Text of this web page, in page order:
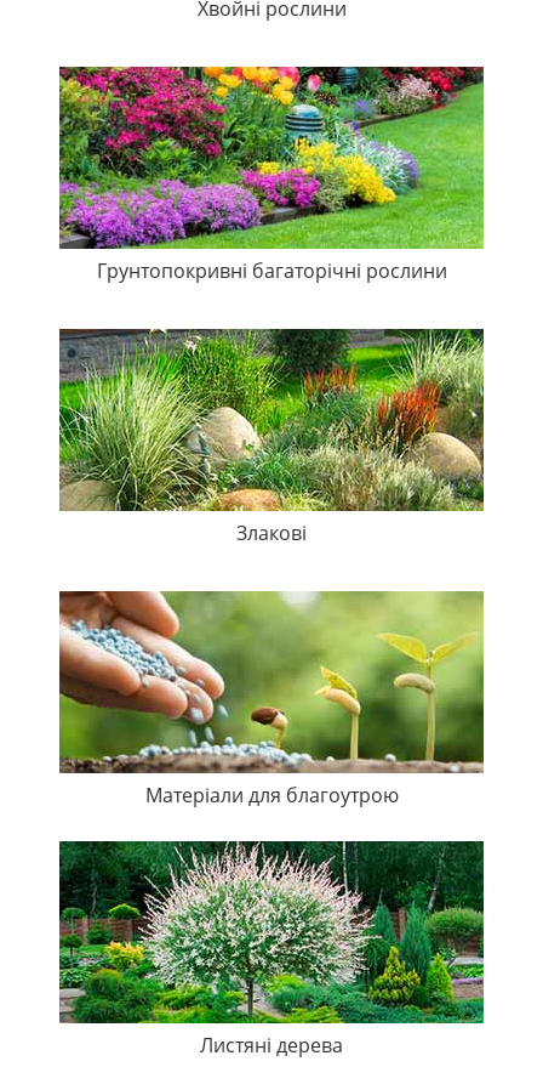
Хвойні рослини
Грунтопокривні багаторічні рослини
Злакові
Матеріали для благоутрою
Листяні дерева